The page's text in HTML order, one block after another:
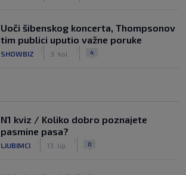
Uoči šibenskog koncerta, Thompsonov
tim publici uputio važne poruke
SHOWBIZ 3. kol. 4
N1 kviz / Koliko dobro poznajete
pasmine pasa?
LJUBIMCI 13. lip. 0